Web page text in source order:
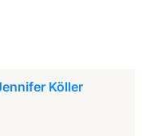
Köller